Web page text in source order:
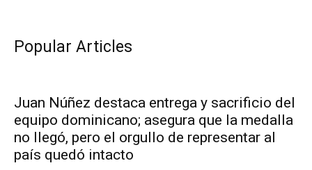
Popular Articles
Juan Núñez destaca entrega y sacrificio del
equipo dominicano; asegura que la medalla
no llegó, pero el orgullo de representar al
país quedó intacto